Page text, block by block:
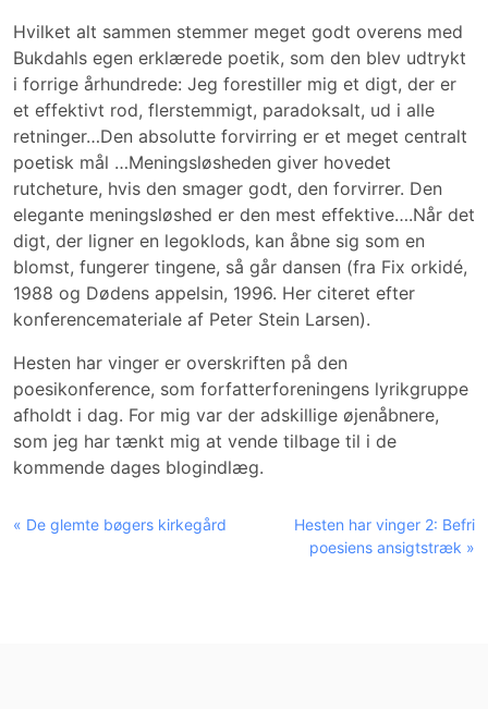
Hvilket alt sammen stemmer meget godt overens med
Bukdahls egen erklærede poetik, som den blev udtrykt
i forrige århundrede: Jeg forestiller mig et digt, der er
et effektivt rod, flerstemmigt, paradoksalt, ud i alle
retninger…Den absolutte forvirring er et meget centralt
poetisk mål …Meningsløsheden giver hovedet
rutcheture, hvis den smager godt, den forvirrer. Den
elegante meningsløshed er den mest effektive….Når det
digt, der ligner en legoklods, kan åbne sig som en
blomst, fungerer tingene, så går dansen (fra Fix orkidé,
1988 og Dødens appelsin, 1996. Her citeret efter
konferencemateriale af Peter Stein Larsen).
Hesten har vinger er overskriften på den
poesikonference, som forfatterforeningens lyrikgruppe
afholdt i dag. For mig var der adskillige øjenåbnere,
som jeg har tænkt mig at vende tilbage til i de
kommende dages blogindlæg.
« De glemte bøgers kirkegård
Hesten har vinger 2: Befri
poesiens ansigtstræk »